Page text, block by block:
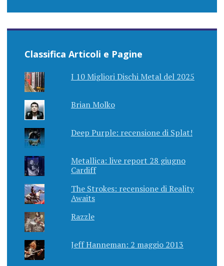
Classifica Articoli e Pagine
I 10 Migliori Dischi Metal del 2025
Brian Molko
Deep Purple: recensione di Splat!
Metallica: live report 28 giugno
Cardiff
The Strokes: recensione di Reality
Awaits
Razzle
Jeff Hanneman: 2 maggio 2013